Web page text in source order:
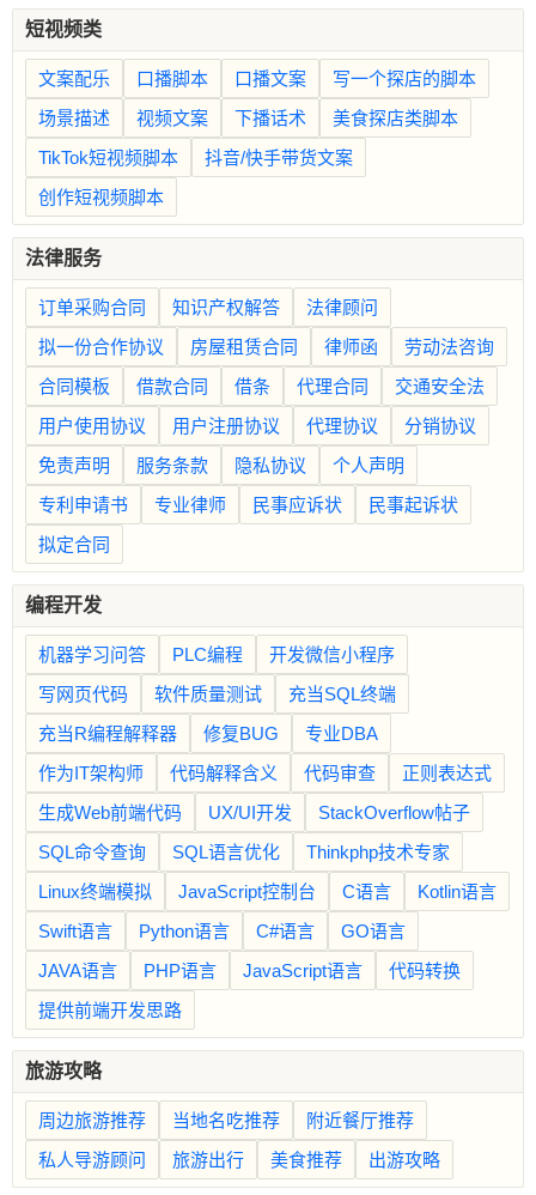
短视频类
文案配乐 口播脚本 口播文案
写一个探店的脚本
场景描述
视频文案 下播话术
美食探店类脚本
TikTok短视频脚本
抖音/快手带货文案
创作短视频脚本
法律服务
订单采购合同 知识产权解答
法律顾问
拟一份合作协议
房屋租赁合同 律师函
劳动法咨询
合同模板
借款合同 借条 代理合同
交通安全法
用户使用协议
用户注册协议 代理协议
分销协议
免责声明
服务条款 隐私协议
个人声明
专利申请书
专业律师 民事应诉状
民事起诉状
拟定合同
编程开发
机器学习问答 PLC编程
开发微信小程序
写网页代码
软件质量测试
充当SQL终端
充当R编程解释器
修复BUG
专业DBA
作为IT架构师
代码解释含义 代码审查
正则表达式
生成Web前端代码
UX/UI开发
StackOverflow帖子
SQL命令查询
SQL语言优化
Thinkphp技术专家
Linux终端模拟
JavaScript控制台 C语言
Kotlin语言
Swift语言
Python语言 C#语言
GO语言
JAVA语言
PHP语言 JavaScript语言
代码转换
提供前端开发思路
旅游攻略
周边旅游推荐 当地名吃推荐
附近餐厅推荐
私人导游顾问
旅游出行 美食推荐 出游攻略